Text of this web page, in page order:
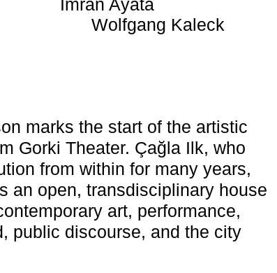
Imran Ayata
Wolfgang Kaleck
marks the start of the artistic
Gorki Theater. Çağla Ilk, who
from within for many years,
an open, transdisciplinary house
art, performance,
public discourse, and the city